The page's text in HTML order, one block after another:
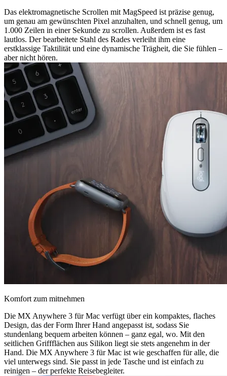
Das elektromagnetische Scrollen mit MagSpeed ist präzise genug,
um genau am gewünschten Pixel anzuhalten, und schnell genug, um
1.000 Zeilen in einer Sekunde zu scrollen. Außerdem ist es fast
lautlos. Der bearbeitete Stahl des Rades verleiht ihm eine
erstklassige Taktilität und eine dynamische Trägheit, die Sie fühlen –
aber nicht hören.
Komfort zum mitnehmen
Die MX Anywhere 3 für Mac verfügt über ein kompaktes, flaches
Design, das der Form Ihrer Hand angepasst ist, sodass Sie
stundenlang bequem arbeiten können – ganz egal, wo. Mit den
seitlichen Griffflächen aus Silikon liegt sie stets angenehm in der
Hand. Die MX Anywhere 3 für Mac ist wie geschaffen für alle, die
viel unterwegs sind. Sie passt in jede Tasche und ist einfach zu
reinigen – der perfekte Reisebegleiter.